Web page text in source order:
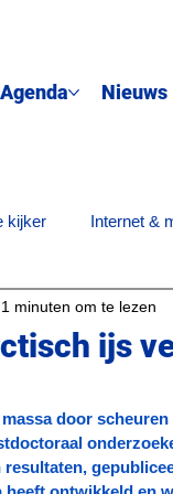
Agenda Nieuws
kijker Internet &
Opiniestuk
ijs
1 minuten om te lezen
door
resultaten,